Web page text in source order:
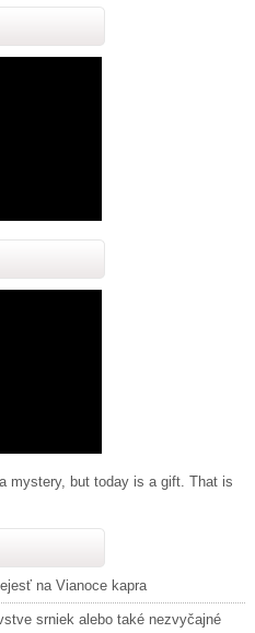
mystery, but today is a gift. That is
na Vianoce kapra
srniek alebo také nezvyčajné